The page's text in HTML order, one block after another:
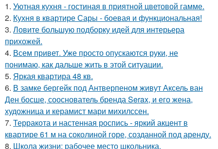
1. Уютная кухня - гостиная в приятной цветовой гамме.
2. Кухня в квартире Сары - боевая и функциональная!
3. Ловите большую подборку идей для интерьера
прихожей.
4. Всем привет. Уже просто опускаются руки, не
понимаю, как дальше жить в этой ситуации.
5. Яркая квартира 48 кв.
6. В замке бергейк под Антверпеном живут Аксель ван
Ден босше, сооснователь бренда Serax, и его жена,
художница и керамист мари михилссен.
7. Терракота и настенная роспись - яркий акцент в
квартире 61 м на соколиной горе, созданной под аренду.
8. Школа жизни: рабочее место школьника.